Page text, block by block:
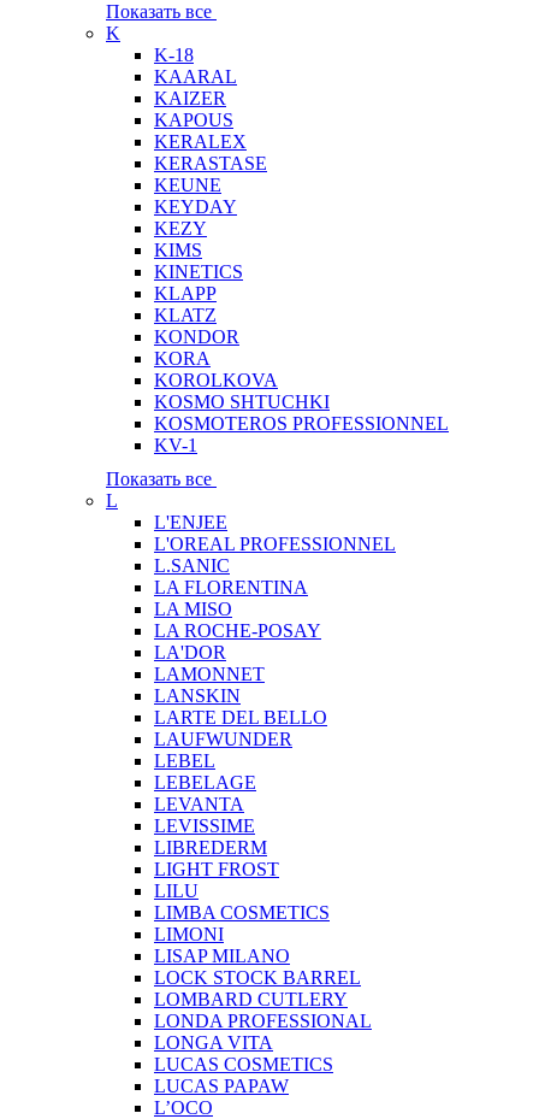
Показать все
K
K-18
KAARAL
KAIZER
KAPOUS
KERALEX
KERASTASE
KEUNE
KEYDAY
KEZY
KIMS
KINETICS
KLAPP
KLATZ
KONDOR
KORA
KOROLKOVA
KOSMO SHTUCHKI
KOSMOTEROS PROFESSIONNEL
KV-1
Показать все
L
L'ENJEE
L'OREAL PROFESSIONNEL
L.SANIC
LA FLORENTINA
LA MISO
LA ROCHE-POSAY
LA'DOR
LAMONNET
LANSKIN
LARTE DEL BELLO
LAUFWUNDER
LEBEL
LEBELAGE
LEVANTA
LEVISSIME
LIBREDERM
LIGHT FROST
LILU
LIMBA COSMETICS
LIMONI
LISAP MILANO
LOCK STOCK BARREL
LOMBARD CUTLERY
LONDA PROFESSIONAL
LONGA VITA
LUCAS COSMETICS
LUCAS PAPAW
L’OCO